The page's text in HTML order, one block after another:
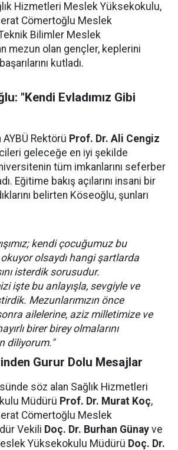
Hizmetleri Meslek Yüksekokulu,
Cömertoğlu Meslek
Bilimler Meslek
mezun olan gençler, keplerini
kutladı.
"Kendi Evladımız Gibi
Rektörü Prof. Dr. Ali Cengiz
geleceğe en iyi şekilde
tüm imkanlarını seferber
Eğitime bakış açılarını insani bir
belirten Köseoğlu, şunları
kendi çocuğumuz bu
olsaydı hangi şartlarda
isterdik sorusudur.
işte bu anlayışla, sevgiyle ve
Mezunlarımızın önce
ailelerine, aziz milletimize ve
birer birey olmalarını
diliyorum."
Gurur Dolu Mesajlar
söz alan Sağlık Hizmetleri
Müdürü Prof. Dr. Murat Koç,
Cömertoğlu Meslek
Vekili Doç. Dr. Burhan Günay ve
Yüksekokulu Müdürü Doç. Dr.